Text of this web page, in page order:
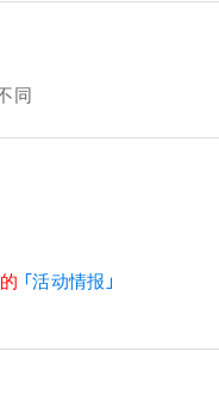
同
「活动情报」